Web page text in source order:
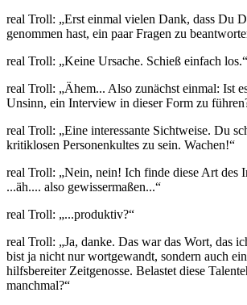
real Troll: „Erst einmal vielen Dank, dass Du
genommen hast, ein paar Fragen zu
real Troll: „Keine Ursache. Schieß einfach los.“
real Troll: „Ähem... Also zunächst einmal: Ist
Unsinn, ein Interview in dieser Form zu
real Troll: „Eine interessante Sichtweise. Du
kritiklosen Personenkultes zu sein. Wachen!“
real Troll: „Nein, nein! Ich finde diese Art des
...äh.... also gewissermaßen...“
real Troll: „...produktiv?“
real Troll: „Ja, danke. Das war das Wort, das
bist ja nicht nur wortgewandt, sondern auch
hilfsbereiter Zeitgenosse. Belastet diese
manchmal?“